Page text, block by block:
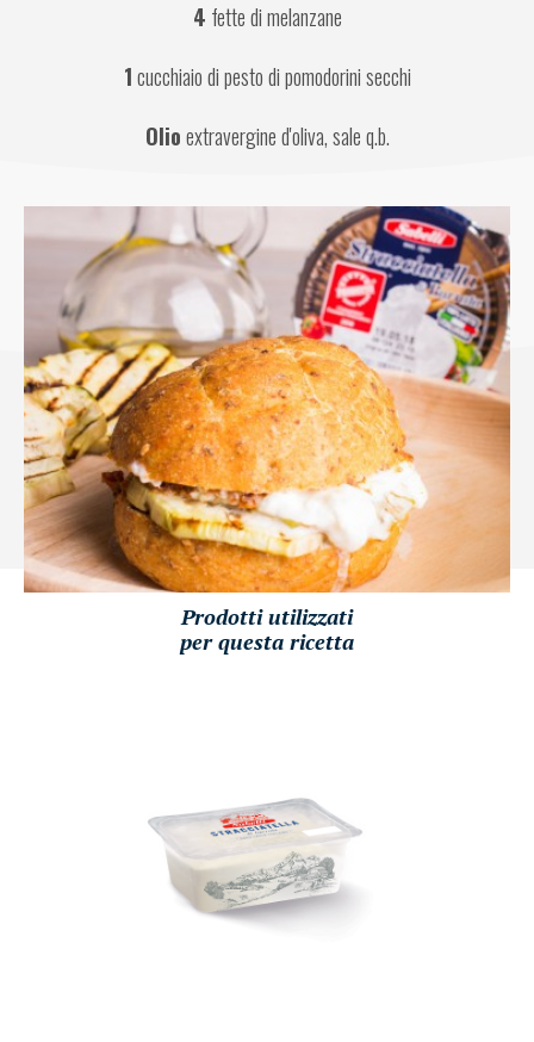
4 fette di melanzane
1 cucchiaio di pesto di pomodorini secchi
Olio extravergine d'oliva, sale q.b.
Prodotti utilizzati
per questa ricetta